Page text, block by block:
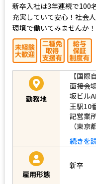
新卒入社は3年連続で100
充実していて安心！社会
環境で働いてみませんか！
勤務地
【国
面接会
坂ビル
王駅10
記営業
（東
続きを
雇用形態
新卒